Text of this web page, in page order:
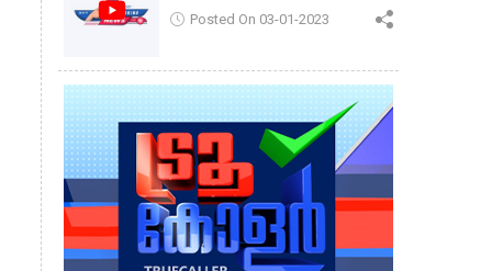
Posted On 03-01-2023